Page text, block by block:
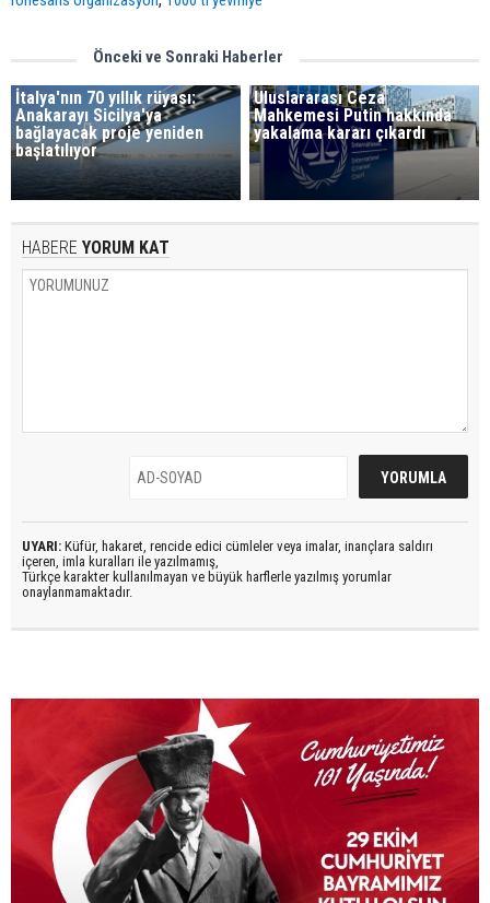
Önceki ve Sonraki Haberler
İtalya'nın 70 yıllık rüyası:
Anakarayı Sicilya'ya
bağlayacak proje yeniden
başlatılıyor
Uluslararası Ceza
Mahkemesi Putin hakkında
yakalama kararı çıkardı
HABERE YORUM KAT
UYARI: Küfür, hakaret, rencide edici cümleler veya imalar, inançlara saldırı
içeren, imla kuralları ile yazılmamış,
Türkçe karakter kullanılmayan ve büyük harflerle yazılmış yorumlar
onaylanmamaktadır.